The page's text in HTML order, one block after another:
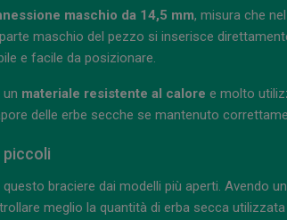
maschio da 14,5 mm, misura che
maschio del pezzo si inserisce
e facile da posizionare.
un materiale resistente al calore e molto
delle erbe secche se mantenuto
piccoli
questo braciere dai modelli più aperti. Avendo
meglio la quantità di erba secca